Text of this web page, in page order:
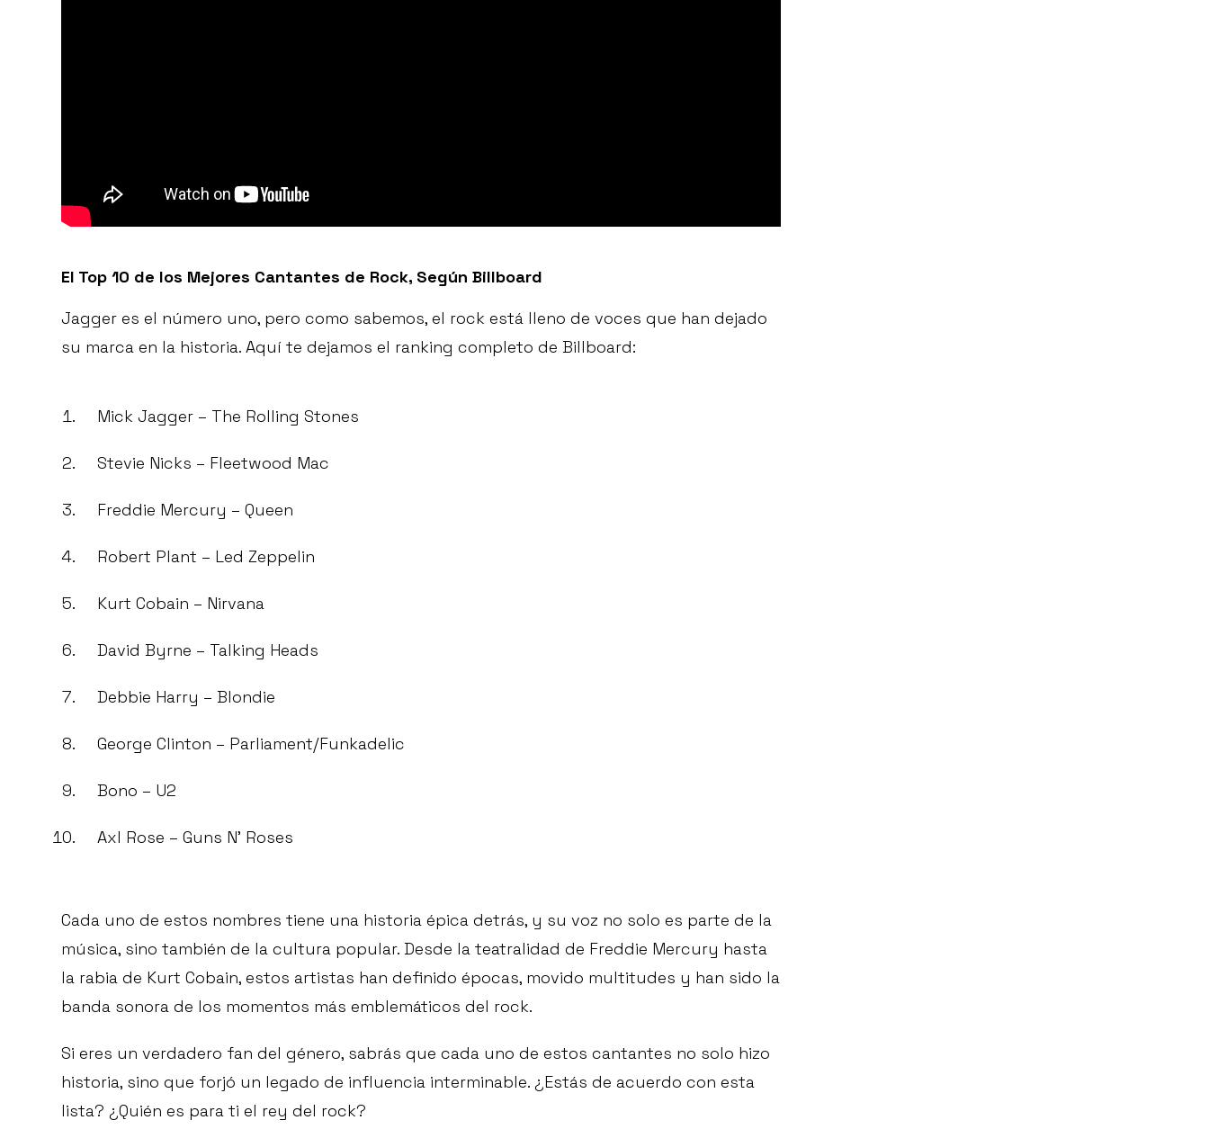
El Top 10 de los Mejores Cantantes de Rock, Según Billboard
Jagger es el número uno, pero como sabemos, el rock está lleno de voces que han dejado
su marca en la historia. Aquí te dejamos el ranking completo de Billboard:
Mick Jagger – The Rolling Stones
Stevie Nicks – Fleetwood Mac
Freddie Mercury – Queen
Robert Plant – Led Zeppelin
Kurt Cobain – Nirvana
David Byrne – Talking Heads
Debbie Harry – Blondie
George Clinton – Parliament/Funkadelic
Bono – U2
Axl Rose – Guns N’ Roses
Cada uno de estos nombres tiene una historia épica detrás, y su voz no solo es parte de la
música, sino también de la cultura popular. Desde la teatralidad de Freddie Mercury hasta
la rabia de Kurt Cobain, estos artistas han definido épocas, movido multitudes y han sido la
banda sonora de los momentos más emblemáticos del rock.
Si eres un verdadero fan del género, sabrás que cada uno de estos cantantes no solo hizo
historia, sino que forjó un legado de influencia interminable. ¿Estás de acuerdo con esta
lista? ¿Quién es para ti el rey del rock?